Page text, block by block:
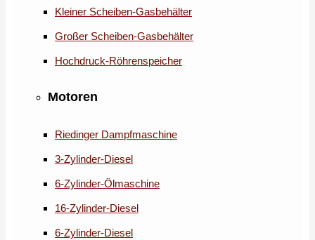
Kleiner Scheiben-Gasbehälter
Großer Scheiben-Gasbehälter
Hochdruck-Röhrenspeicher
Motoren
Riedinger Dampfmaschine
3-Zylinder-Diesel
6-Zylinder-Ölmaschine
16-Zylinder-Diesel
6-Zylinder-Diesel